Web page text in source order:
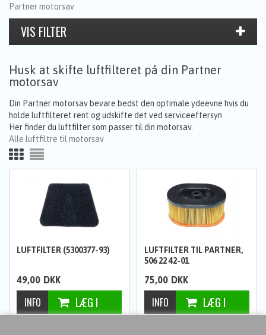
Partner motorsav
Husk at skifte luftfilteret på din Partner
motorsav
Din Partner motorsav bevare bedst den optimale ydeevne hvis du
holde luftfilteret rent og udskifte det ved serviceeftersyn
Her finder du luftfilter som passer til din motorsav.
Alle luftfiltre til motorsav
LUFTFILTER (5300377-93)
49,00 DKK
LUFTFILTER TIL PARTNER,
506 22 42-01
75,00 DKK